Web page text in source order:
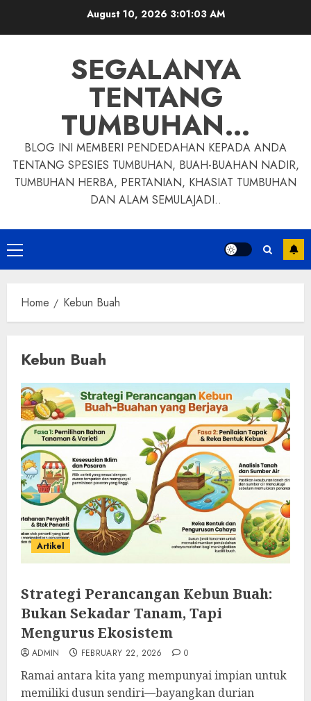
August 10, 2026 3:01:04 AM
SEGALANYA
TENTANG
TUMBUHAN…
BLOG INI MEMBERI PENDEDAHAN KEPADA ANDA
TENTANG SPESIES TUMBUHAN, BUAH-BUAHAN NADIR,
TUMBUHAN HERBA, PERTANIAN, KHASIAT TUMBUHAN
DAN ALAM SEMULAJADI..
Primary
Menu
Home Kebun Buah
Kebun Buah
Artikel
Strategi Perancangan Kebun Buah:
Bukan Sekadar Tanam, Tapi
Mengurus Ekosistem
ADMIN FEBRUARY 22, 2026 0
Ramai antara kita yang mempunyai impian untuk
memiliki dusun sendiri—bayangkan durian